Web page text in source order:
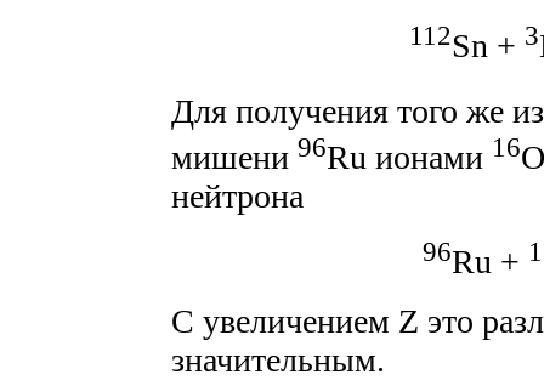
112Sn + 3
Для получения того же
мишени 96Ru ионами 16
нейтрона
96Ru +
С увеличением Z это
значительным.